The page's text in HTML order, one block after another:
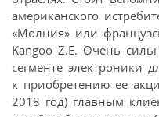
американского
«Молния» или
Kangoo Z.E. Очень
сегменте электроники
к приобретению ее
2018 год) главным